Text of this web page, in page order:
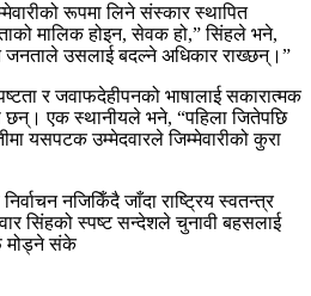
रूपमा लिने संस्कार स्थापित
मालिक होइन, सेवक हो,” सिंहले भने,
उसलाई बदल्ने अधिकार राख्छन्।”
र जवाफदेहीपनको भाषालाई सकारात्मक
छन्। एक स्थानीयले भने, “पहिला जितेपछि
यसपटक उम्मेदवारले जिम्मेवारीको कुरा
नजिकिँदै जाँदा राष्ट्रिय स्वतन्त्र
सिंहको स्पष्ट सन्देशले चुनावी बहसलाई
मोड्ने संके